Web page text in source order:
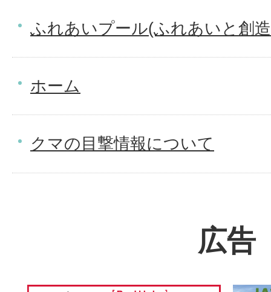
ふれあいプール(ふれあいと創
ホーム
クマの目撃情報について
広告